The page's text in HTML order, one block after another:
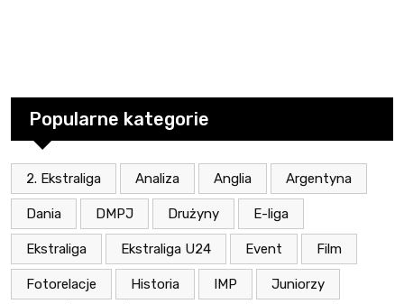
Popularne kategorie
2. Ekstraliga Analiza Anglia Argentyna
Dania DMPJ Drużyny E-liga
Ekstraliga Ekstraliga U24 Event Film
Fotorelacje Historia IMP Juniorzy